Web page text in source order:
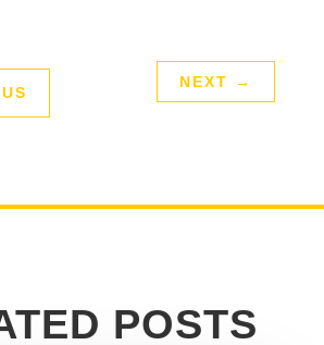
NEXT →
POSTS